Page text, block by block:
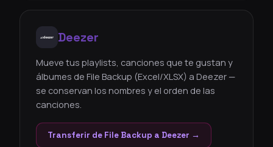
Deezer
Mueve tus playlists, canciones que te gustan y
álbumes de File Backup (Excel/XLSX) a Deezer —
se conservan los nombres y el orden de las
canciones.
Transferir de File Backup a Deezer →